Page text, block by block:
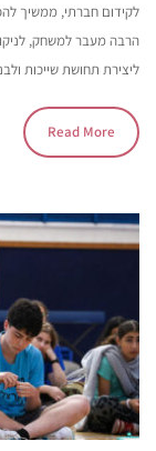
לקידום חברתי, ממשיך
הרבה מעבר למשחק,
ליצירת תחושת שייכות
Read More